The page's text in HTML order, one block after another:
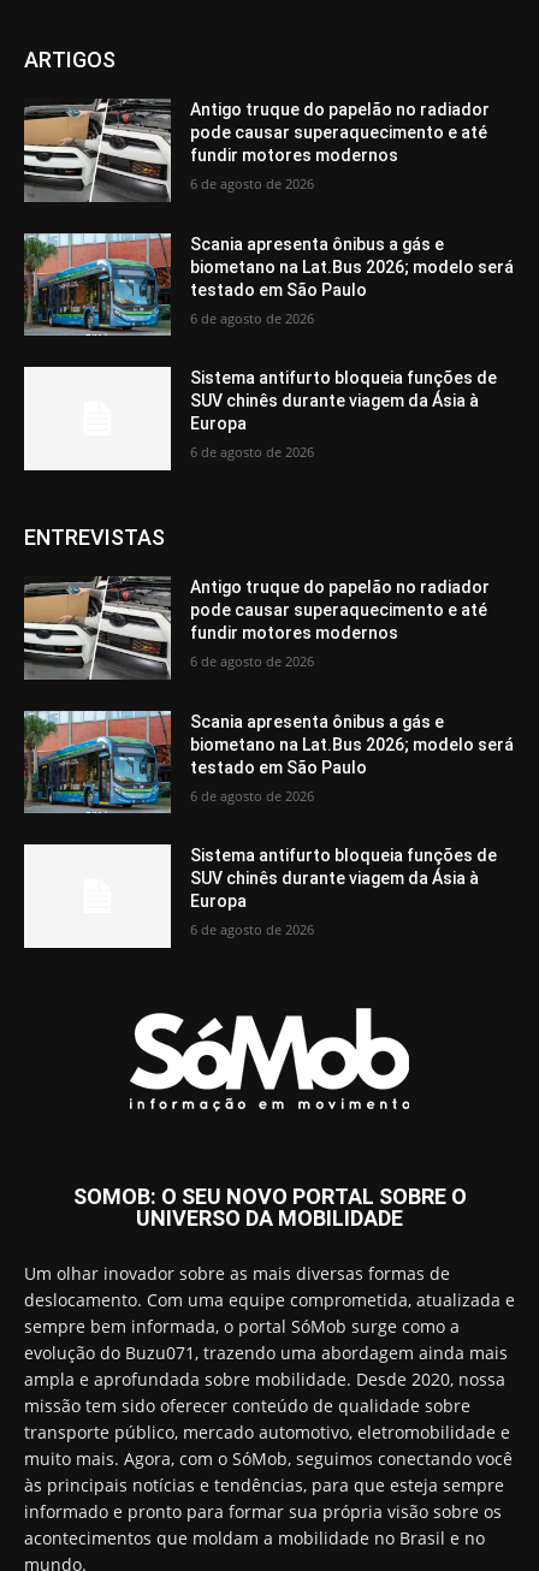
ARTIGOS
Antigo truque do papelão no radiador
pode causar superaquecimento e até
fundir motores modernos
6 de agosto de 2026
Scania apresenta ônibus a gás e
biometano na Lat.Bus 2026; modelo será
testado em São Paulo
6 de agosto de 2026
Sistema antifurto bloqueia funções de
SUV chinês durante viagem da Ásia à
Europa
6 de agosto de 2026
ENTREVISTAS
Antigo truque do papelão no radiador
pode causar superaquecimento e até
fundir motores modernos
6 de agosto de 2026
Scania apresenta ônibus a gás e
biometano na Lat.Bus 2026; modelo será
testado em São Paulo
6 de agosto de 2026
Sistema antifurto bloqueia funções de
SUV chinês durante viagem da Ásia à
Europa
6 de agosto de 2026
SOMOB: O SEU NOVO PORTAL SOBRE O
UNIVERSO DA MOBILIDADE
Um olhar inovador sobre as mais diversas formas de
deslocamento. Com uma equipe comprometida, atualizada e
sempre bem informada, o portal SóMob surge como a
evolução do Buzu071, trazendo uma abordagem ainda mais
ampla e aprofundada sobre mobilidade. Desde 2020, nossa
missão tem sido oferecer conteúdo de qualidade sobre
transporte público, mercado automotivo, eletromobilidade e
muito mais. Agora, com o SóMob, seguimos conectando você
às principais notícias e tendências, para que esteja sempre
informado e pronto para formar sua própria visão sobre os
acontecimentos que moldam a mobilidade no Brasil e no
mundo.